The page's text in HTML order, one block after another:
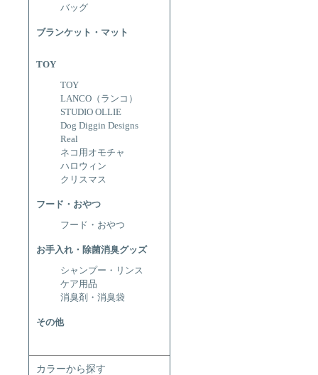
バッグ
ブランケット・マット
TOY
TOY
LANCO（ランコ）
STUDIO OLLIE
Dog Diggin Designs
Real
ネコ用オモチャ
ハロウィン
クリスマス
フード・おやつ
フード・おやつ
お手入れ・除菌消臭グッズ
シャンプー・リンス
ケア用品
消臭剤・消臭袋
その他
カラーから探す